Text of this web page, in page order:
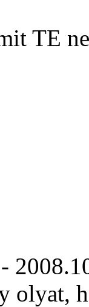
TE
olyat,